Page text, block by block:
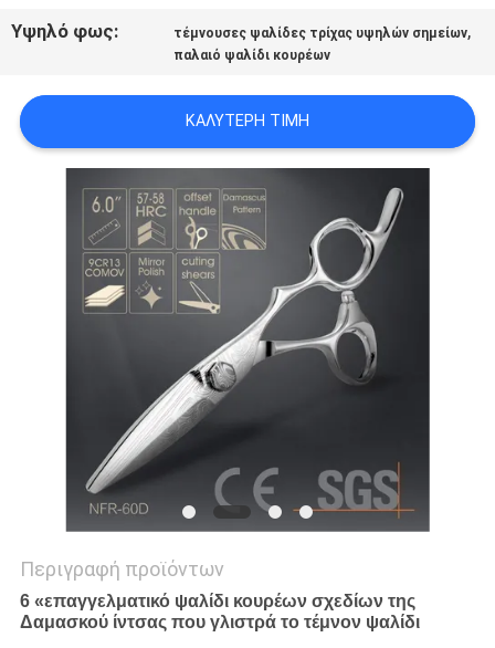
SITEMAP
PRIVACY
POLICY
Υψηλό φως: τέμνουσες ψαλίδες τρίχας υψηλών σημείων,
παλαιό ψαλίδι κουρέων
ΚΑΛΎΤΕΡΗ ΤΙΜΉ
Περιγραφή προϊόντων
6 «επαγγελματικό ψαλίδι κουρέων σχεδίων της
Δαμασκού ίντσας που γλιστρά το τέμνον ψαλίδι